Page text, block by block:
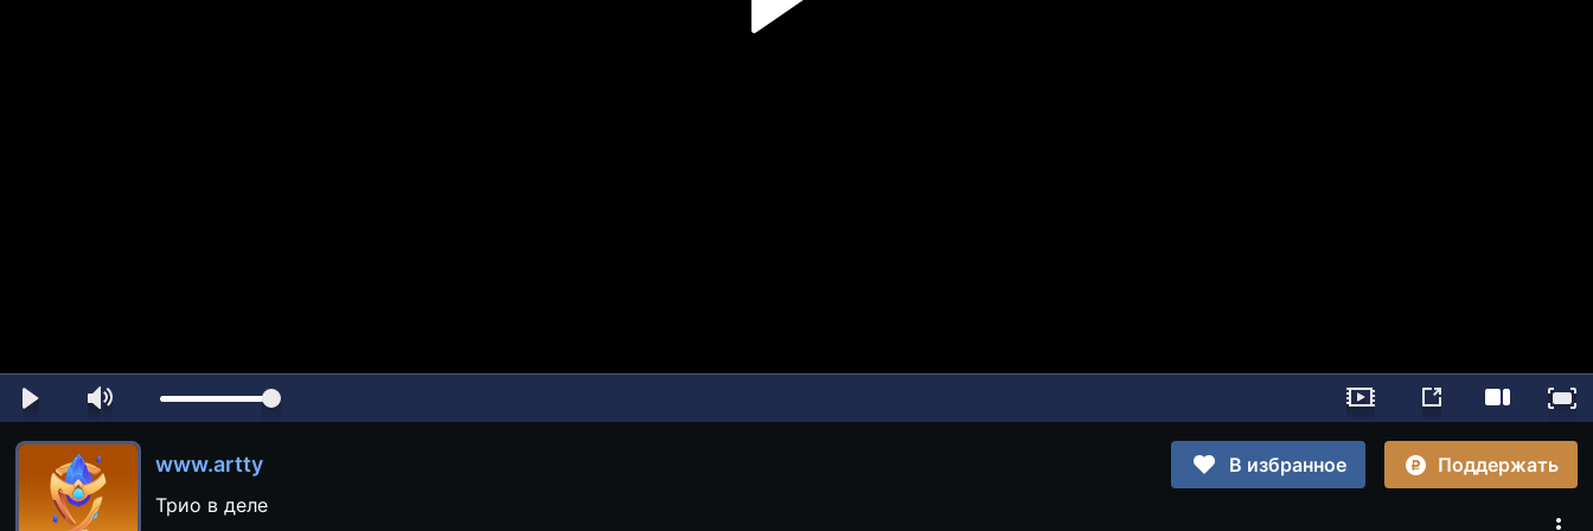
www.artty В избранное
Поддержать
Трио в деле